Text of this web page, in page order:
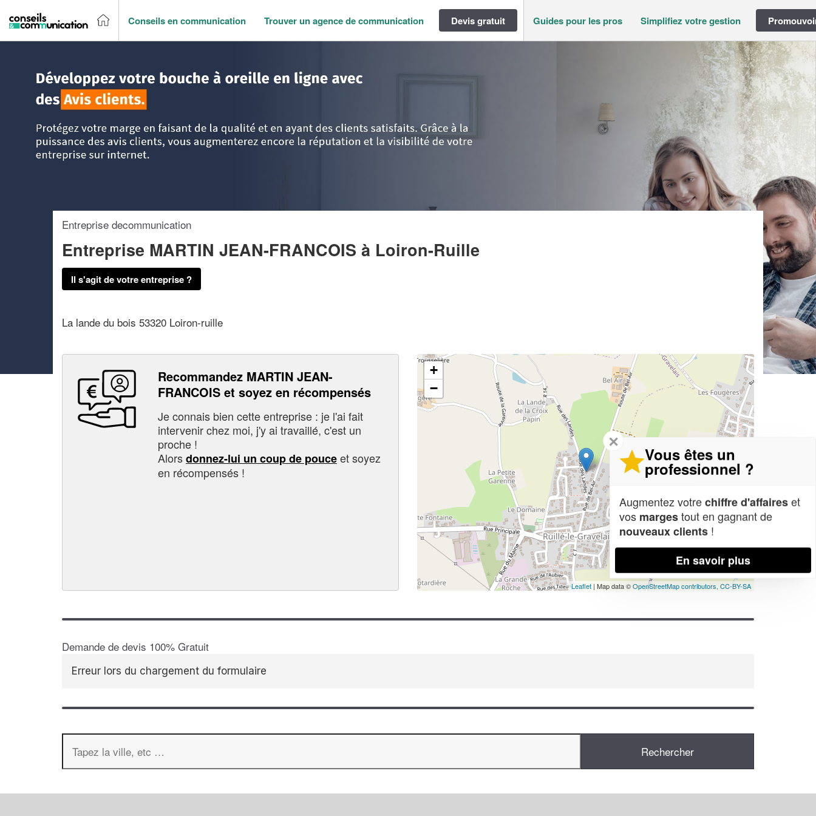
Conseils en communication Trouver un agence de communication Devis gratuit Guides pour les pros Simplifiez votre gestion
Entreprise decommunication
Entreprise MARTIN JEAN-FRANCOIS à Loiron-Ruille
Il s'agit de votre entreprise ?
La lande du bois 53320 Loiron-ruille
Recommandez MARTIN JEAN-
FRANCOIS et soyez en récompensés
Je connais bien cette entreprise : je l'ai fait
intervenir chez moi, j'y ai travaillé, c'est un
proche !
Alorsdonnez-lui un coup de pouceet soyez
en récompensés !
+
−
Leaflet | Map data ©OpenStreetMap contributors, CC-BY-SA
Demande de devis 100% Gratuit
Erreur lors du chargement du formulaire
✕
Vous êtes un
professionnel ?
Augmentez votrechiffre d'affaireset
vos margestout en gagnant de
nouveaux clients !
En savoir plus